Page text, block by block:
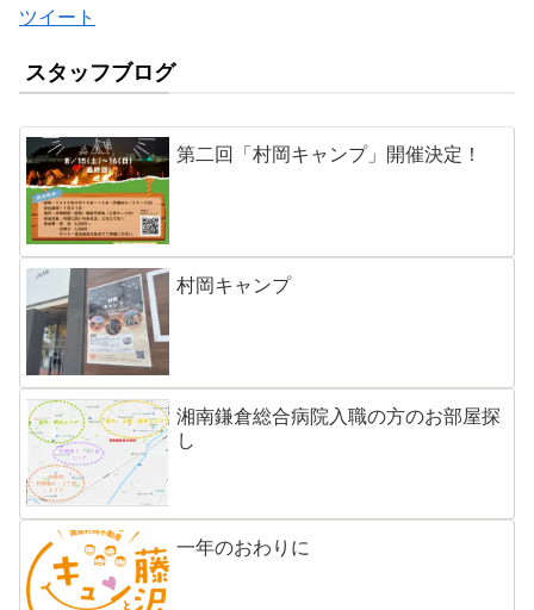
ツイート
スタッフブログ
第二回「村岡キャンプ」開催決定！
村岡キャンプ
湘南鎌倉総合病院入職の方のお部屋探
し
一年のおわりに